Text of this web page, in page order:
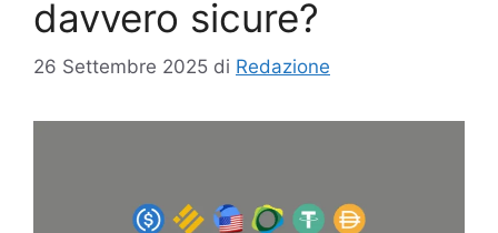
davvero sicure?
26 Settembre 2025 di Redazione